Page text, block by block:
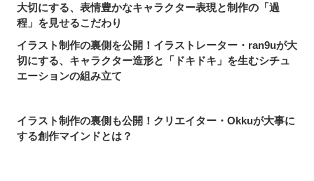
大切にする、表情豊かなキャラクター表現と制作の「過
程」を見せるこだわり
イラスト制作の裏側を公開！イラストレーター・ran9uが大
切にする、キャラクター造形と「ドキドキ」を生むシチュ
エーションの組み立て
イラスト制作の裏側も公開！クリエイター・Okkuが大事に
する創作マインドとは？